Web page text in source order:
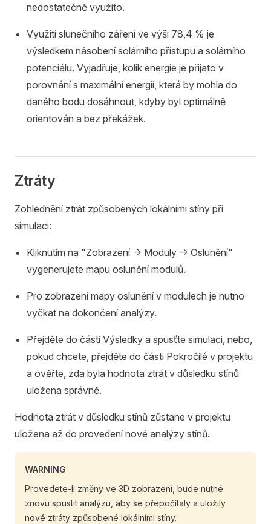
nedostatečně využito.
Využití slunečního záření ve výši 78,4 % je
výsledkem násobení solárního přístupu a solárního
potenciálu. Vyjadřuje, kolik energie je přijato v
porovnání s maximální energií, která by mohla do
daného bodu dosáhnout, kdyby byl optimálně
orientován a bez překážek.
Ztráty
Zohlednění ztrát způsobených lokálními stíny při
simulaci:
Kliknutím na "Zobrazení -> Moduly -> Oslunění"
vygenerujete mapu oslunění modulů.
Pro zobrazení mapy oslunění v modulech je nutno
vyčkat na dokončení analýzy.
Přejděte do části Výsledky a spusťte simulaci, nebo,
pokud chcete, přejděte do části Pokročilé v projektu
a ověřte, zda byla hodnota ztrát v důsledku stínů
uložena správně.
Hodnota ztrát v důsledku stínů zůstane v projektu
uložena až do provedení nové analýzy stínů.
WARNING
Provedete-li změny ve 3D zobrazení, bude nutné
znovu spustit analýzu, aby se přepočítaly a uložily
nové ztráty způsobené lokálními stíny.